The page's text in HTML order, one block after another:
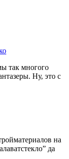
так многого
Ну, это с
на
да